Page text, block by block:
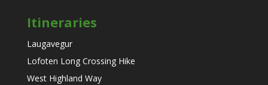
Itineraries
Laugavegur
Lofoten Long Crossing Hike
West Highland Way